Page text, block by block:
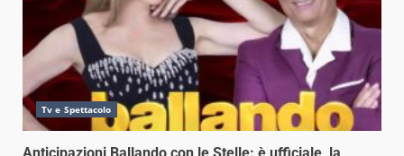
Tv e Spettacolo